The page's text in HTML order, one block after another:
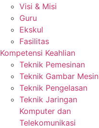
Visi & Misi
Guru
Ekskul
Fasilitas
Kompetensi Keahlian
Teknik Pemesinan
Teknik Gambar Mesin
Teknik Pengelasan
Teknik Jaringan
Komputer dan
Telekomunikasi